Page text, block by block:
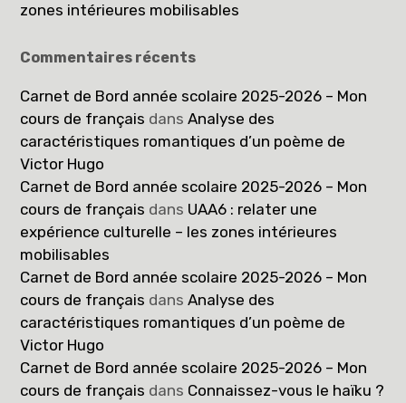
zones intérieures mobilisables
Commentaires récents
Carnet de Bord année scolaire 2025-2026 – Mon
cours de français dansAnalyse des
caractéristiques romantiques d’un poème de
Victor Hugo
Carnet de Bord année scolaire 2025-2026 – Mon
cours de français dans UAA6 : relater une
expérience culturelle – les zones intérieures
mobilisables
Carnet de Bord année scolaire 2025-2026 – Mon
cours de français dansAnalyse des
caractéristiques romantiques d’un poème de
Victor Hugo
Carnet de Bord année scolaire 2025-2026 – Mon
cours de français dans Connaissez-vous le haïku ?